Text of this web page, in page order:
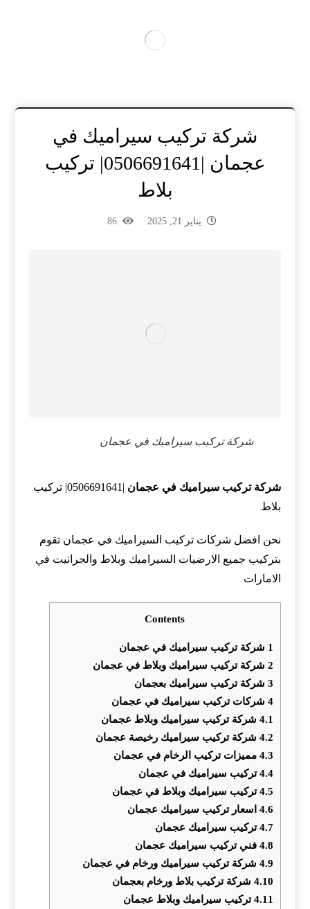
شركة تركيب سيراميك في
عجمان |0506691641| تركيب
بلاط
يناير 21, 2025 86
شركة تركيب سيراميك في عجمان
شركة تركيب سيراميك في عجمان
|0506691641| تركيب
بلاط
نحن افضل شركات تركيب السيراميك في عجمان تقوم
بتركيب جميع الارضيات السيراميك وبلاط والجرانيت في
الامارات
Contents
1 شركة تركيب سيراميك في عجمان
2 شركة تركيب سيراميك وبلاط في عجمان
3 شركة تركيب سيراميك بعجمان
4 شركات تركيب سيراميك في عجمان
4.1 شركة تركيب سيراميك وبلاط عجمان
4.2 شركة تركيب سيراميك رخيصة عجمان
4.3 مميزات تركيب الرخام في عجمان
4.4تركيب سيراميك في عجمان
4.5تركيب سيراميك وبلاط في عجمان
4.6 اسعار تركيب سيراميك عجمان
4.7تركيب سيراميك عجمان
4.8 فني تركيب سيراميك عجمان
4.9 شركة تركيب سيراميك ورخام في عجمان
4.10 شركة تركيب بلاط ورخام بعجمان
4.11تركيب سيراميك وبلاط عجمان